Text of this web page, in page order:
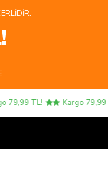
TL! Kargo 79,99 TL!